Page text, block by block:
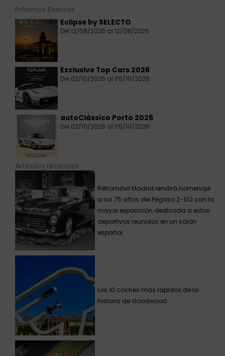
Próximos Eventos
Eclipse by SELECTO
Del 12/08/2026 al 12/08/2026
Exclusive Top Cars 2026
Del 02/10/2026 al 05/10/2026
autoClássico Porto 2026
Del 02/10/2026 al 05/10/2026
Artículos recientes
Retromóvil Madrid rendirá homenaje
a los 75 años del Pegaso Z-102 con la
mayor exposición dedicada a estos
deportivos reunidos en un salón
español
Los 10 coches más rápidos de la
historia de Goodwood